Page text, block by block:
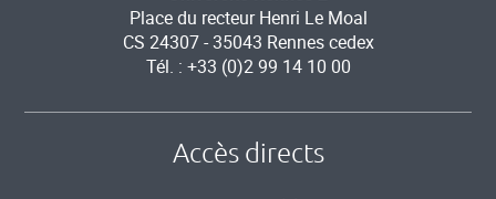
Place du recteur Henri Le Moal
CS 24307 - 35043 Rennes cedex
Tél. : +33 (0)2 99 14 10 00
Accès directs